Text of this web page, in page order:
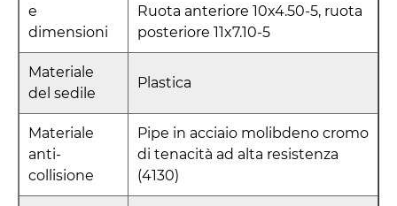
e
dimensioni
Ruota anteriore 10x4.50-5, ruota
posteriore 11x7.10-5
Materiale
del sedile
Plastica
Materiale
anti-
collisione
Pipe in acciaio molibdeno cromo
di tenacità ad alta resistenza
(4130)